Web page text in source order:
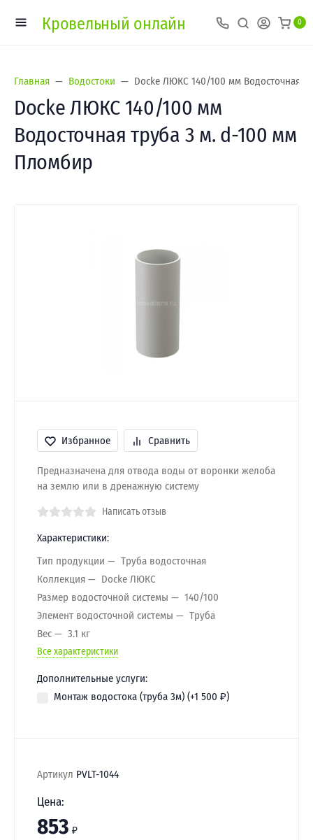
Кровельный онлайн 0
Главная Водостоки Docke ЛЮКС 140/100 мм Водосточная
Docke ЛЮКС 140/100 мм
Водосточная труба 3 м. d-100 мм
Пломбир
Избранное Сравнить
Предназначена для отвода воды от воронки желоба
на землю или в дренажную систему
Написать отзыв
Характеристики:
Тип продукции
Труба водосточная
Коллекция
Docke ЛЮКС
Размер водосточной системы
140/100
Элемент водосточной системы
Труба
Вес
3.1 кг
Все характеристики
Дополнительные услуги:
Монтаж водостока (труба 3м) (+1 500 ₽)
Артикул PVLT-1044
Цена:
853 ₽